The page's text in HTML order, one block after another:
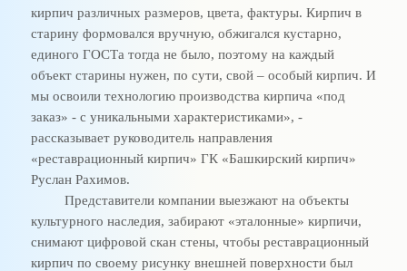
кирпич различных размеров, цвета, фактуры. Кирпич в
старину формовался вручную, обжигался кустарно,
единого ГОСТа тогда не было, поэтому на каждый
объект старины нужен, по сути, свой – особый кирпич. И
мы освоили технологию производства кирпича «под
заказ» - с уникальными характеристиками», -
рассказывает руководитель направления
«реставрационный кирпич» ГК «Башкирский кирпич»
Руслан Рахимов.
Представители компании выезжают на объекты
культурного наследия, забирают «эталонные» кирпичи,
снимают цифровой скан стены, чтобы реставрационный
кирпич по своему рисунку внешней поверхности был